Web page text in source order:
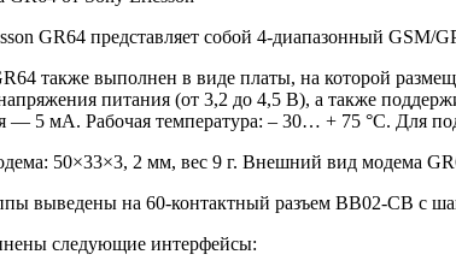
GR64 представляет собой 4-диапазонный
также выполнен в виде платы, на которой
питания (от 3,2 до 4,5 В), а также
5 мА. Рабочая температура: – 30… + 75 °С. Для
50×33×3, 2 мм, вес 9 г. Внешний вид модема
выведены на 60-контактный разъем BB02-CB с
следующие интерфейсы: